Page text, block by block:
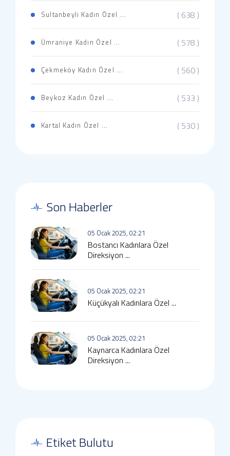
Sultanbeyli Kadın Özel ... ( 638 )
Ümraniye Kadın Özel ... ( 578 )
Çekmeköy Kadın Özel ... ( 560 )
Beykoz Kadın Özel ... ( 533 )
Kartal Kadın Özel ... ( 530 )
Son Haberler
05 Ocak 2025, 02:21
Bostancı Kadınlara Özel
Direksiyon ...
05 Ocak 2025, 02:21
Küçükyalı Kadınlara Özel ...
05 Ocak 2025, 02:21
Kaynarca Kadınlara Özel
Direksiyon ...
Etiket Bulutu